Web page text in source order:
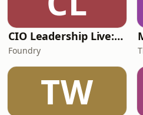
https://
hl=fr Contact:
CIO Leadership Live: Canada
Foundry
TW